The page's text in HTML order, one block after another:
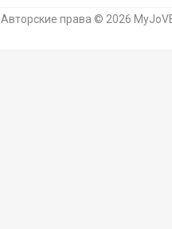
Авторские права © 2026